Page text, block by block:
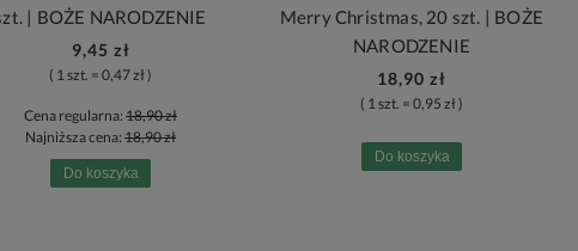
| BOŻE NARODZENIE
9,45 zł
( 1 szt. = 0,47 zł )
Cena regularna: 18,90 zł
Najniższa cena: 18,90 zł
Do koszyka
Merry Christmas, 20 szt. | BOŻE
NARODZENIE
18,90 zł
( 1 szt. = 0,95 zł )
Do koszyka